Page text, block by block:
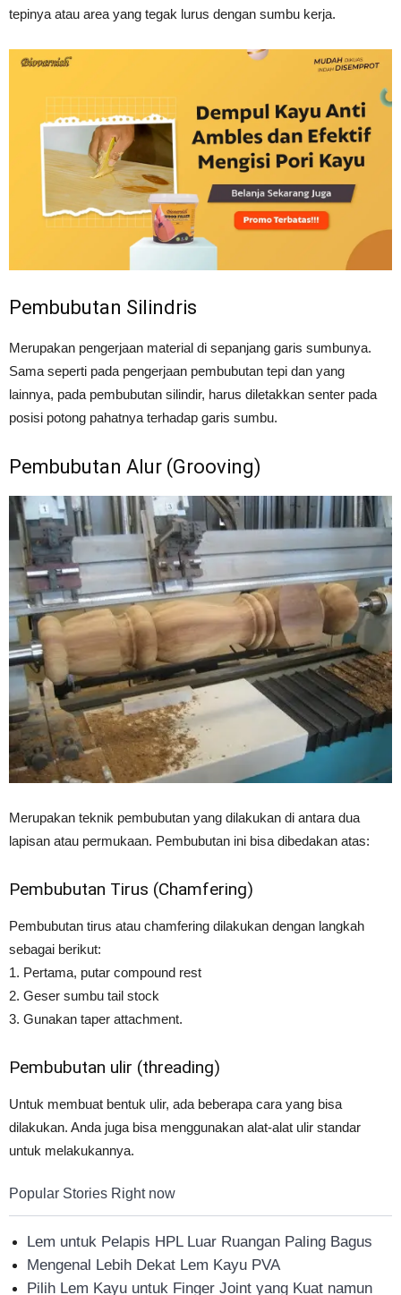
tepinya atau area yang tegak lurus dengan sumbu kerja.
Pembubutan Silindris
Merupakan pengerjaan material di sepanjang garis sumbunya.
Sama seperti pada pengerjaan pembubutan tepi dan yang
lainnya, pada pembubutan silindir, harus diletakkan senter pada
posisi potong pahatnya terhadap garis sumbu.
Pembubutan Alur (Grooving)
Merupakan teknik pembubutan yang dilakukan di antara dua
lapisan atau permukaan. Pembubutan ini bisa dibedakan atas:
Pembubutan Tirus (Chamfering)
Pembubutan tirus atau chamfering dilakukan dengan langkah
sebagai berikut:
1. Pertama, putar compound rest
2. Geser sumbu tail stock
3. Gunakan taper attachment.
Pembubutan ulir (threading)
Untuk membuat bentuk ulir, ada beberapa cara yang bisa
dilakukan. Anda juga bisa menggunakan alat-alat ulir standar
untuk melakukannya.
Popular Stories Right now
Lem untuk Pelapis HPL Luar Ruangan Paling Bagus
Mengenal Lebih Dekat Lem Kayu PVA
Pilih Lem Kayu untuk Finger Joint yang Kuat namun